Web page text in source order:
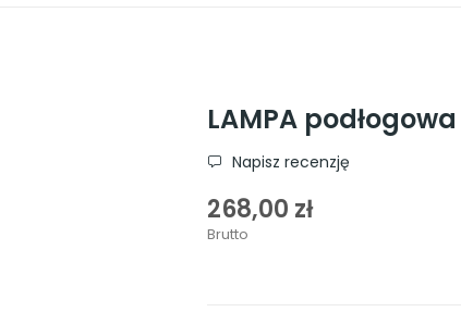
LAMPA
Napisz recenzję
268,00 zł
Brutto